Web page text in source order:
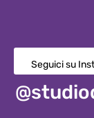
Seguici su